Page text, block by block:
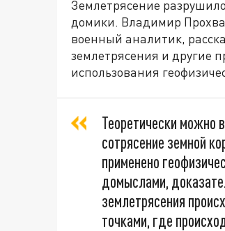
Землетрясение
домики. Владимир
военный аналитик,
землетрясения и другие
использования
Теоретически можно
сотрясение земной
применено
домыслами,
землетрясения
точками, где